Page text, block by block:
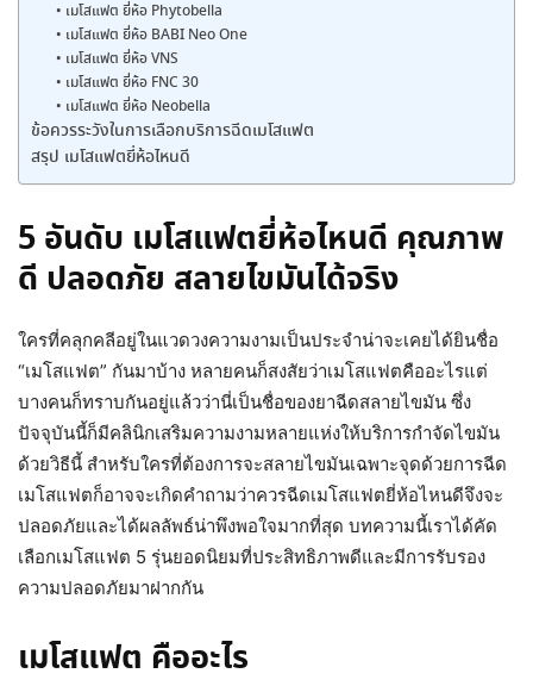
• เมโสแฟต ยี่ห้อ Phytobella
• เมโสแฟต ยี่ห้อ BABI Neo One
• เมโสแฟต ยี่ห้อ VNS
• เมโสแฟต ยี่ห้อ FNC 30
• เมโสแฟต ยี่ห้อ Neobella
ข้อควรระวังในการเลือกบริการฉีดเมโสแฟต
สรุป เมโสแฟตยี่ห้อไหนดี
5 อันดับ เมโสแฟตยี่ห้อไหนดี คุณภาพ
ดี ปลอดภัย สลายไขมันได้จริง
ใครที่คลุกคลีอยู่ในแวดวงความงามเป็นประจำน่าจะเคยได้ยินชื่อ
“เมโสแฟต” กันมาบ้าง หลายคนก็สงสัยว่าเมโสแฟตคืออะไรแต่
บางคนก็ทราบกันอยู่แล้วว่านี่เป็นชื่อของยาฉีดสลายไขมัน ซึ่ง
ปัจจุบันนี้ก็มีคลินิกเสริมความงามหลายแห่งให้บริการกำจัดไขมัน
ด้วยวิธีนี้ สำหรับใครที่ต้องการจะสลายไขมันเฉพาะจุดด้วยการฉีด
เมโสแฟตก็อาจจะเกิดคำถามว่าควรฉีดเมโสแฟตยี่ห้อไหนดีจึงจะ
ปลอดภัยและได้ผลลัพธ์น่าพึงพอใจมากที่สุด บทความนี้เราได้คัด
เลือกเมโสแฟต 5 รุ่นยอดนิยมที่ประสิทธิภาพดีและมีการรับรอง
ความปลอดภัยมาฝากกัน
เมโสแฟต คืออะไร